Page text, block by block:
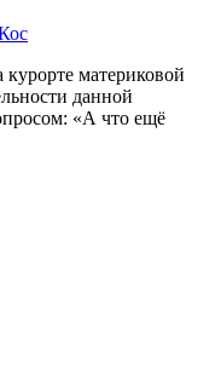
материковой
данной
«А что ещё